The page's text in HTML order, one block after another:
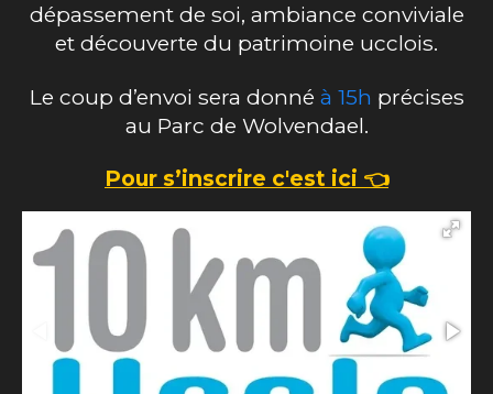
dépassement de soi, ambiance conviviale
et découverte du patrimoine ucclois.
Le coup d’envoi sera donné à 15h précises
au Parc de Wolvendael.
Pour s’inscrire c'est ici 👈